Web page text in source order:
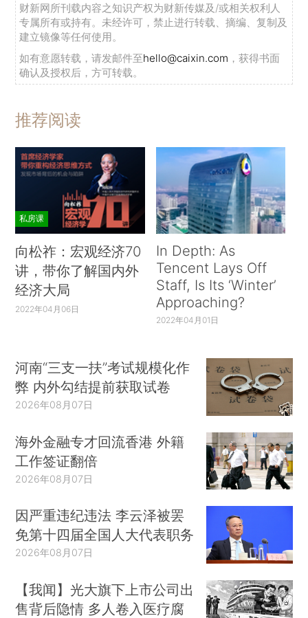
财新网所刊载内容之知识产权为财新传媒及/或相关权利人
专属所有或持有。未经许可，禁止进行转载、摘编、复制及
建立镜像等任何使用。
如有意愿转载，请发邮件至hello@caixin.com ，获得书面
确认及授权后，方可转载。
推荐阅读
私房课
向松祚：宏观经济70
讲，带你了解国内外
经济大局
2022年04月06日
In Depth: As
Tencent Lays Off
Staff, Is Its ‘Winter’
Approaching?
2022年04月01日
河南“三支一扶”考试规模化作
弊 内外勾结提前获取试卷
2026年08月07日
海外金融专才回流香港 外籍
工作签证翻倍
2026年08月07日
因严重违纪违法 李云泽被罢
免第十四届全国人大代表职务
2026年08月07日
【我闻】光大旗下上市公司出
售背后隐情 多人卷入医疗腐